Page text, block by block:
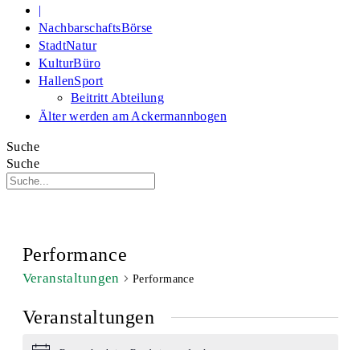
|
NachbarschaftsBörse
StadtNatur
KulturBüro
HallenSport
Beitritt Abteilung
Älter werden am Ackermannbogen
Suche
Suche
Performance
Veranstaltungen Performance
Veranstaltungen